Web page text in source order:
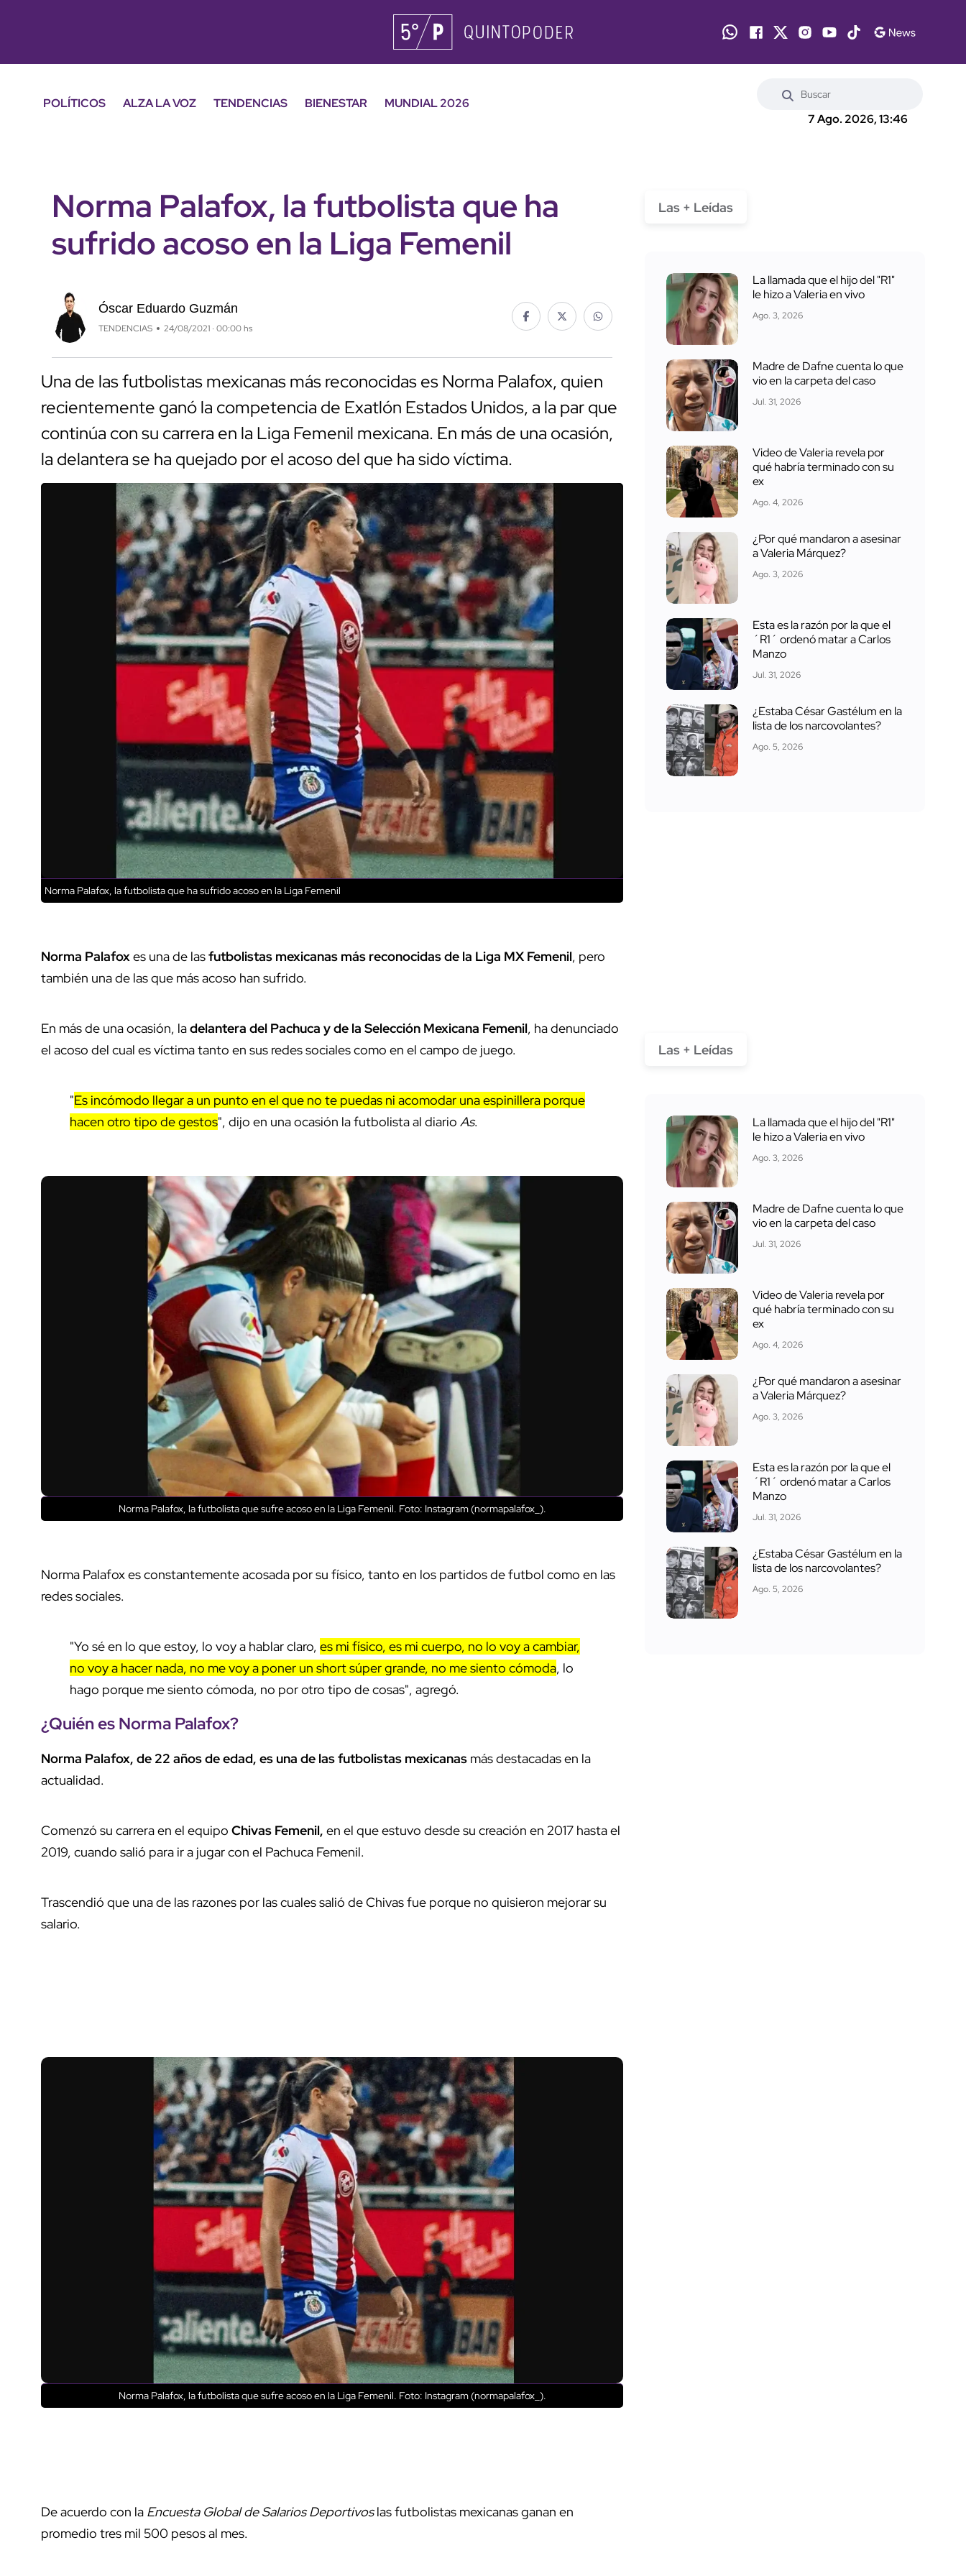
POLÍTICOS ALZA LA VOZ TENDENCIAS BIENESTAR
MUNDIAL 2026
7 Ago. 2026, 13:46
Norma Palafox, la futbolista que ha
sufrido acoso en la Liga Femenil
Óscar Eduardo Guzmán
TENDENCIAS 24/08/2021 · 00:00 hs
Una de las futbolistas mexicanas más reconocidas es Norma Palafox, quien
recientemente ganó la competencia de Exatlón Estados Unidos, a la par que
continúa con su carrera en la Liga Femenil mexicana. En más de una ocasión,
la delantera se ha quejado por el acoso del que ha sido víctima.
Norma Palafox, la futbolista que ha sufrido acoso en la Liga Femenil
Norma Palafoxes una de lasfutbolistas mexicanas más reconocidas de la Liga MX Femenil, pero
también una de las que más acoso han sufrido.
En más de una ocasión, ladelantera del Pachuca y de la Selección Mexicana Femenil, ha denunciado
el acoso del cual es víctima tanto en sus redes sociales como en el campo de juego.
"Es incómodo llegar a un punto en el que no te puedas ni acomodar una espinillera porque
hacen otro tipo de gestos", dijo en una ocasión la futbolista al diario As.
Norma Palafox, la futbolista que sufre acoso en la Liga Femenil. Foto: Instagram (normapalafox_).
Norma Palafox es constantemente acosada por su físico, tanto en los partidos de futbol como en las
redes sociales.
"Yo sé en lo que estoy, lo voy a hablar claro, es mi físico, es mi cuerpo, no lo voy a cambiar,
no voy a hacer nada, no me voy a poner un short súper grande, no me siento cómoda, lo
hago porque me siento cómoda, no por otro tipo de cosas", agregó.
¿Quién es Norma Palafox?
Norma Palafox, de 22 años de edad, es una de las futbolistas mexicanas más destacadas en la
actualidad.
Comenzó su carrera en el equipo Chivas Femenil, en el que estuvo desde su creación en 2017 hasta el
2019, cuando salió para ir a jugar con el Pachuca Femenil.
Trascendió que una de las razones por las cuales salió de Chivas fue porque no quisieron mejorar su
salario.
Norma Palafox, la futbolista que sufre acoso en la Liga Femenil. Foto: Instagram (normapalafox_).
De acuerdo con la Encuesta Global de Salarios Deportivoslas futbolistas mexicanas ganan en
promedio tres mil 500 pesos al mes.
Las + Leídas
La llamada que el hijo del "R1"
le hizo a Valeria en vivo
Ago. 3, 2026
Madre de Dafne cuenta lo que
vio en la carpeta del caso
Jul. 31, 2026
Video de Valeria revela por
qué habría terminado con su
ex
Ago. 4, 2026
¿Por qué mandaron a asesinar
a Valeria Márquez?
Ago. 3, 2026
Esta es la razón por la que el
´R1´ ordenó matar a Carlos
Manzo
Jul. 31, 2026
¿Estaba César Gastélum en la
lista de los narcovolantes?
Ago. 5, 2026
Las + Leídas
La llamada que el hijo del "R1"
le hizo a Valeria en vivo
Ago. 3, 2026
Madre de Dafne cuenta lo que
vio en la carpeta del caso
Jul. 31, 2026
Video de Valeria revela por
qué habría terminado con su
ex
Ago. 4, 2026
¿Por qué mandaron a asesinar
a Valeria Márquez?
Ago. 3, 2026
Esta es la razón por la que el
´R1´ ordenó matar a Carlos
Manzo
Jul. 31, 2026
¿Estaba César Gastélum en la
lista de los narcovolantes?
Ago. 5, 2026